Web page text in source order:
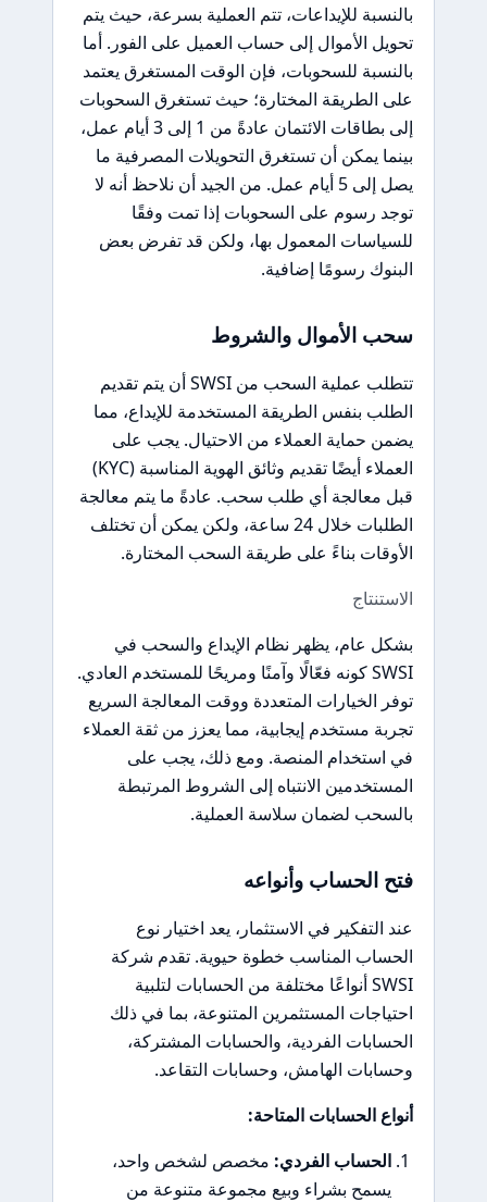
بالنسبة للإيداعات، تتم العملية بسرعة، حيث يتم
تحويل الأموال إلى حساب العميل على الفور. أما
بالنسبة للسحوبات، فإن الوقت المستغرق يعتمد
على الطريقة المختارة؛ حيث تستغرق السحوبات
إلى بطاقات الائتمان عادةً من 1 إلى 3 أيام عمل،
بينما يمكن أن تستغرق التحويلات المصرفية ما
يصل إلى 5 أيام عمل. من الجيد أن نلاحظ أنه لا
توجد رسوم على السحوبات إذا تمت وفقًا
للسياسات المعمول بها، ولكن قد تفرض بعض
البنوك رسومًا إضافية.
سحب الأموال والشروط
تتطلب عملية السحب من SWSI أن يتم تقديم
الطلب بنفس الطريقة المستخدمة للإيداع، مما
يضمن حماية العملاء من الاحتيال. يجب على
العملاء أيضًا تقديم وثائق الهوية المناسبة (KYC)
قبل معالجة أي طلب سحب. عادةً ما يتم معالجة
الطلبات خلال 24 ساعة، ولكن يمكن أن تختلف
الأوقات بناءً على طريقة السحب المختارة.
الاستنتاج
بشكل عام، يظهر نظام الإيداع والسحب في
SWSI كونه فعّالًا وآمنًا ومريحًا للمستخدم العادي.
توفر الخيارات المتعددة ووقت المعالجة السريع
تجربة مستخدم إيجابية، مما يعزز من ثقة العملاء
في استخدام المنصة. ومع ذلك، يجب على
المستخدمين الانتباه إلى الشروط المرتبطة
بالسحب لضمان سلاسة العملية.
فتح الحساب وأنواعه
عند التفكير في الاستثمار، يعد اختيار نوع
الحساب المناسب خطوة حيوية. تقدم شركة
SWSI أنواعًا مختلفة من الحسابات لتلبية
احتياجات المستثمرين المتنوعة، بما في ذلك
الحسابات الفردية، والحسابات المشتركة،
وحسابات الهامش، وحسابات التقاعد.
أنواع الحسابات المتاحة:
الحساب الفردي: مخصص لشخص واحد،
يسمح بشراء وبيع مجموعة متنوعة من